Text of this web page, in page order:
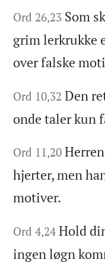
Ord 26,23 Som
grim lerkrukke
over falske
Ord 10,32 Den
onde taler kun
Ord 11,20
hjerter, men
motiver.
Ord 4,24 Hold
ingen løgn